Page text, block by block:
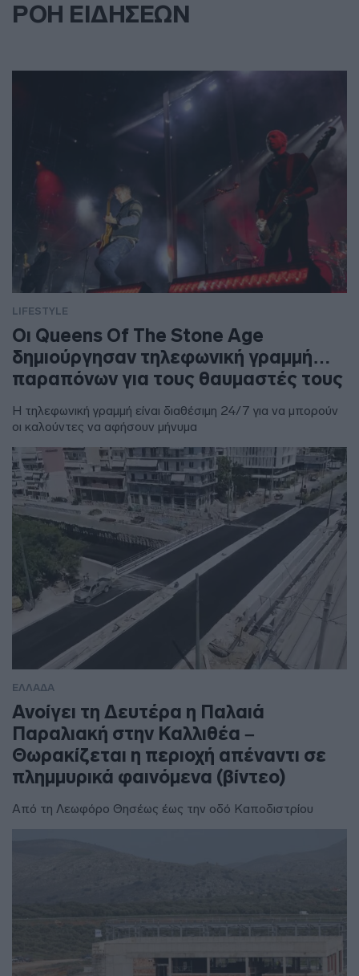
ΡΟΗ ΕΙΔΗΣΕΩΝ
LIFESTYLE
Οι Queens Of The Stone Age
δημιούργησαν τηλεφωνική γραμμή…
παραπόνων για τους θαυμαστές τους
Η τηλεφωνική γραμμή είναι διαθέσιμη 24/7 για να μπορούν
οι καλούντες να αφήσουν μήνυμα
ΕΛΛΑΔΑ
Ανοίγει τη Δευτέρα η Παλαιά
Παραλιακή στην Καλλιθέα –
Θωρακίζεται η περιοχή απέναντι σε
πλημμυρικά φαινόμενα (βίντεο)
Από τη Λεωφόρο Θησέως έως την οδό Καποδιστρίου